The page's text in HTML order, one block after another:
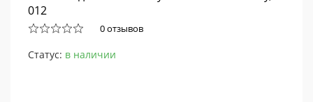
012
0 отзывов
Статус: в наличии